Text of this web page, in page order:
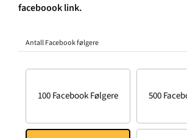
faceboook link.
Antall Facebook følgere
100 Facebook Følgere 500